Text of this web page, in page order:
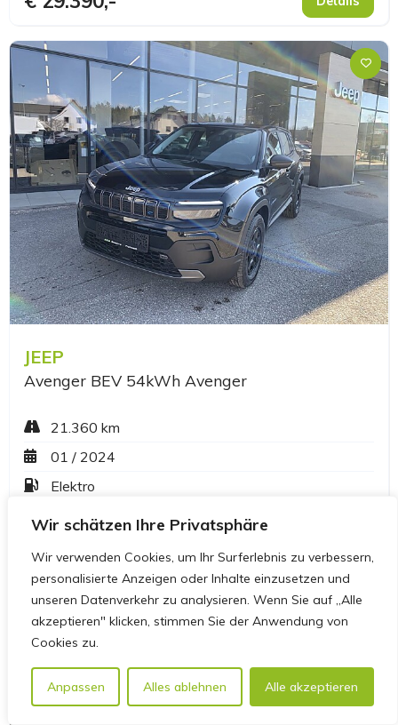
Wir schätzen Ihre Privatsphäre
Wir verwenden Cookies, um Ihr Surferlebnis zu verbessern,
personalisierte Anzeigen oder Inhalte einzusetzen und
unseren Datenverkehr zu analysieren. Wenn Sie auf „Alle
akzeptieren" klicken, stimmen Sie der Anwendung von
Cookies zu.
Anpassen Alles ablehnen Alle akzeptieren